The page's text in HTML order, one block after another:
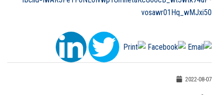
vosawr01Hq_wMJxi50
2022-08-07